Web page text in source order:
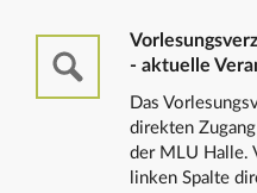
- aktuelle
Das
direkten
der MLU Halle.
linken Spalte